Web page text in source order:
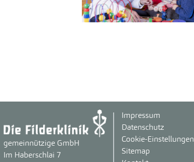
gemeinnützige GmbH
Im Haberschlai 7
Impressum
Datenschutz
Cookie-Einstellungen
Sitemap